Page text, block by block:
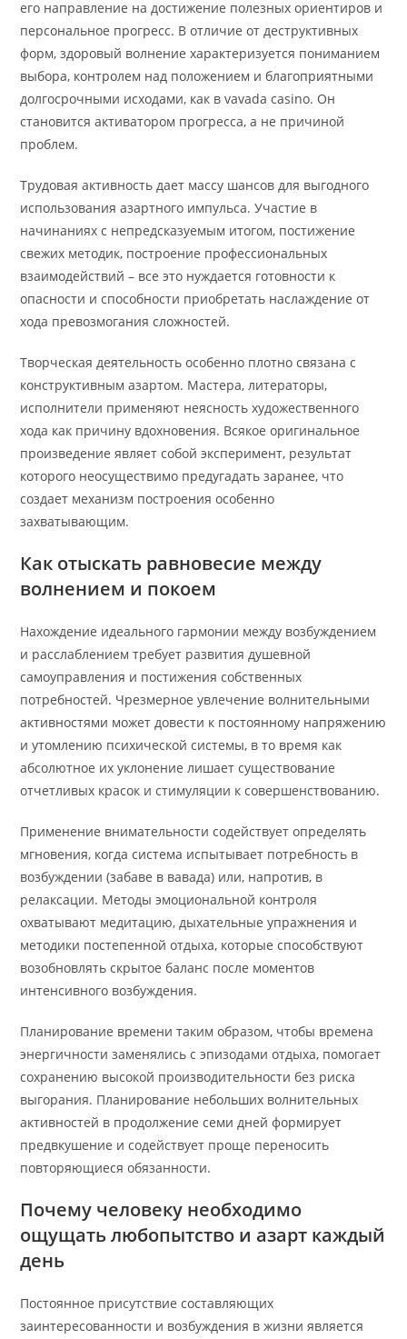
его направление на достижение полезных ориентиров и
персональное прогресс. В отличие от деструктивных
форм, здоровый волнение характеризуется пониманием
выбора, контролем над положением и благоприятными
долгосрочными исходами, как в vavada casino. Он
становится активатором прогресса, а не причиной
проблем.
Трудовая активность дает массу шансов для выгодного
использования азартного импульса. Участие в
начинаниях с непредсказуемым итогом, постижение
свежих методик, построение профессиональных
взаимодействий – все это нуждается готовности к
опасности и способности приобретать наслаждение от
хода превозмогания сложностей.
Творческая деятельность особенно плотно связана с
конструктивным азартом. Мастера, литераторы,
исполнители применяют неясность художественного
хода как причину вдохновения. Всякое оригинальное
произведение являет собой эксперимент, результат
которого неосуществимо предугадать заранее, что
создает механизм построения особенно
захватывающим.
Как отыскать равновесие между
волнением и покоем
Нахождение идеального гармонии между возбуждением
и расслаблением требует развития душевной
самоуправления и постижения собственных
потребностей. Чрезмерное увлечение волнительными
активностями может довести к постоянному напряжению
и утомлению психической системы, в то время как
абсолютное их уклонение лишает существование
отчетливых красок и стимуляции к совершенствованию.
Применение внимательности содействует определять
мгновения, когда система испытывает потребность в
возбуждении (забаве в вавада) или, напротив, в
релаксации. Методы эмоциональной контроля
охватывают медитацию, дыхательные упражнения и
методики постепенной отдыха, которые способствуют
возобновлять скрытое баланс после моментов
интенсивного возбуждения.
Планирование времени таким образом, чтобы времена
энергичности заменялись с эпизодами отдыха, помогает
сохранению высокой производительности без риска
выгорания. Планирование небольших волнительных
активностей в продолжение семи дней формирует
предвкушение и содействует проще переносить
повторяющиеся обязанности.
Почему человеку необходимо
ощущать любопытство и азарт каждый
день
Постоянное присутствие составляющих
заинтересованности и возбуждения в жизни является